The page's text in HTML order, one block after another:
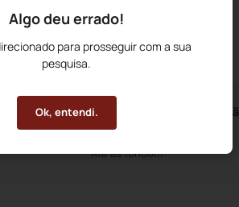
Algo deu errado!
para prosseguir com a sua
pesquisa.
Ok, entendi.Horários do Café da Manhã
Até às 10h00m